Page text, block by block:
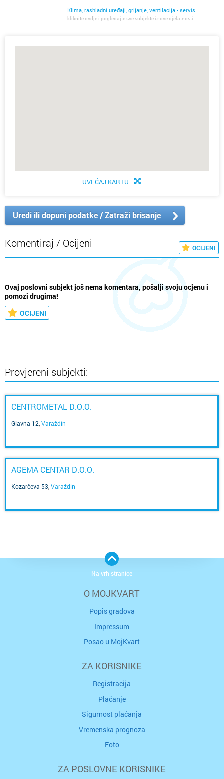
Klima, rashladni uređaji, grijanje, ventilacija - servis
kliknite ovdje i pogledajte sve subjekte iz ove djelatnosti
UVEĆAJ KARTU
Uredi ili dopuni podatke / Zatraži brisanje
Komentiraj / Ocijeni OCIJENI
Ovaj poslovni subjekt još nema komentara, pošalji svoju ocjenu i
pomozi drugima!
OCIJENI
Provjereni subjekti:
CENTROMETAL D.O.O.
Glavna 12 Varaždin
AGEMA CENTAR D.O.O.
Kozarčeva 53 Varaždin
O MOJKVART
Popis gradova
Impressum
Posao u MojKvart
ZA KORISNIKE
Registracija
Plaćanje
Sigurnost plaćanja
Vremenska prognoza
Foto
ZA POSLOVNE KORISNIKE
Na vrh stranice